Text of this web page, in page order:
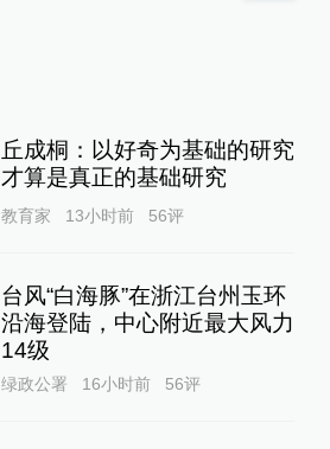
丘成桐：以好奇为基础的研究
才算是真正的基础研究
教育家 13小时前 56评
台风“白海豚”在浙江台州玉环
沿海登陆，中心附近最大风力
14级
绿政公署 16小时前 56评